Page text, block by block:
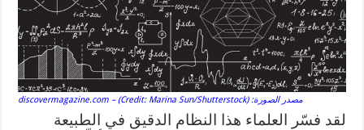
مصدر الصورة: discovermagazine.com – (Credit: Marina Sun/Shutterstock)
لقد فسّر العلماء هذا النظام الدقيق في الطبيعة